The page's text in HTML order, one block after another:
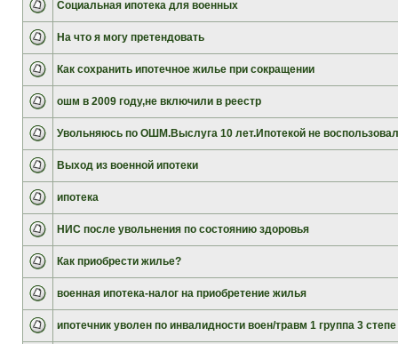
Социальная ипотека для военных
На что я могу претендовать
Как сохранить ипотечное жилье при сокращении
ошм в 2009 году,не включили в реестр
Увольняюсь по ОШМ.Выслуга 10 лет.Ипотекой не
Выход из военной ипотеки
ипотека
НИС после увольнения по состоянию здоровья
Как приобрести жилье?
военная ипотека-налог на приобретение жилья
ипотечник уволен по инвалидности воен/травм 1 группа 3 степе